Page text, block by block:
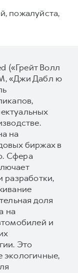
пожалуйста,
(«Грейт Волл
«Джи Дабл ю
на
биржах в
Сфера
разработки,
доля
на
и
Это
экологичные,